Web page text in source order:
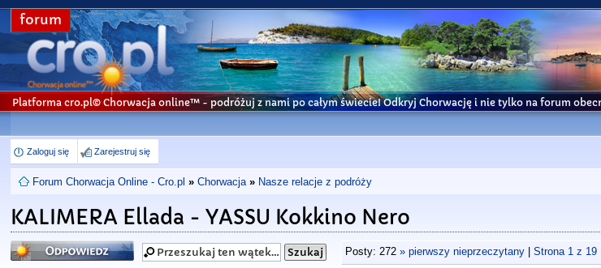
forum
Platforma cro.pl© Chorwacja online™ - podróżuj z nami po całym świecie! Odkryj Chorwację i nie tylko na forum
Zaloguj się Zarejestruj się
Forum Chorwacja Online - Cro.pl » Chorwacja » Nasze relacje z podróży
KALIMERA Ellada - YASSU Kokkino Nero
Odpowiedz Posty: 272 » pierwszy nieprzeczytany| Strona 1z 19